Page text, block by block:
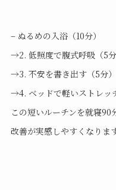
– ぬるめの入浴（10分）
→2. 低照度で腹式呼吸（5分
→3. 不安を書き出す（5分）
→4. ベッドで軽いストレッ
この短いルーチンを就寝
改善が実感しやすくなります